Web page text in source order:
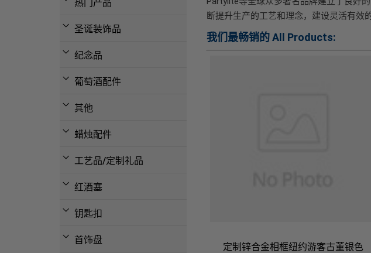
热门产品
圣诞装饰品
纪念品
葡萄酒配件
其他
蜡烛配件
工艺品/定制礼品
红酒塞
钥匙扣
首饰盘
断提升生产的工艺和理念，建设灵活有效
我们最畅销的All Products:
定制锌合金相框纽约游客古董银色